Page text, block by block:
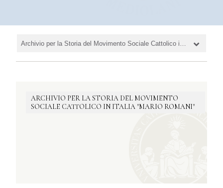
ARCHIVIO PER LA STORIA DEL MOVIMENTO
SOCIALE CATTOLICO IN ITALIA "MARIO ROMANI"